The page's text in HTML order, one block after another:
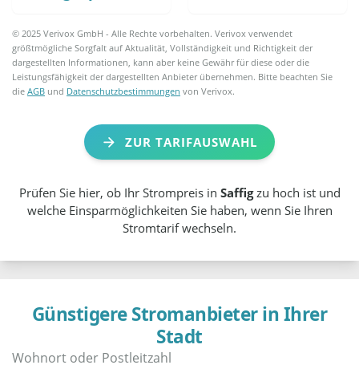
© 2025 Verivox GmbH - Alle Rechte vorbehalten. Verivox verwendet
größtmögliche Sorgfalt auf Aktualität, Vollständigkeit und Richtigkeit der
dargestellten Informationen, kann aber keine Gewähr für diese oder die
Leistungsfähigkeit der dargestellten Anbieter übernehmen. Bitte beachten Sie
dieAGB und Datenschutzbestimmungen von Verivox.
ZUR TARIFAUSWAHL
Prüfen Sie hier, ob Ihr Strompreis in Saffigzu hoch ist und
welche Einsparmöglichkeiten Sie haben, wenn Sie Ihren
Stromtarif wechseln.
Günstigere Stromanbieter in Ihrer
Stadt